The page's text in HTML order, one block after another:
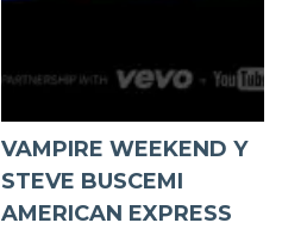
VAMPIRE WEEKEND Y
STEVE BUSCEMI
AMERICAN EXPRESS